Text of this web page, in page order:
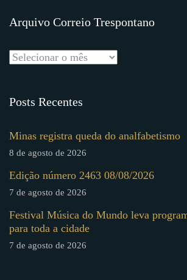
Arquivo Correio Trespontano
Posts Recentes
Minas registra queda do analfabetismo
8 de agosto de 2026
Edição número 2463 08/08/2026
7 de agosto de 2026
Festival Música do Mundo leva
para toda a cidade
7 de agosto de 2026